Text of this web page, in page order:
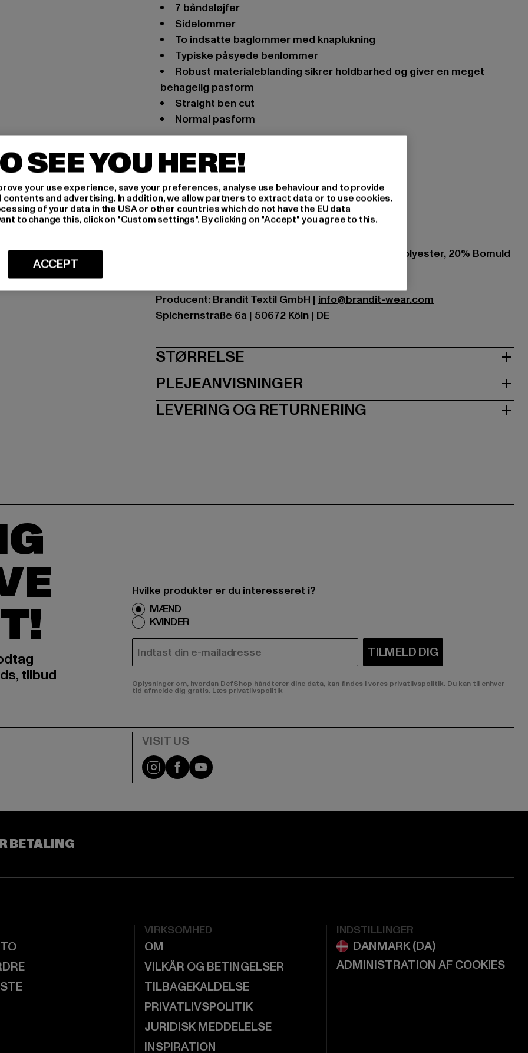
7 båndsløjfer
Sidelommer
To indsatte baglommer med knaplukning
Typiske påsyede benlommer
Robust materialeblanding sikrer holdbarhed og giver en meget
behagelig pasform
Straight ben cut
Normal pasform
Typer af lukningstyper: skjult lynlås
Skær: Regular
Mærke: Brandit
Kategori: Cargo Trousers
Farve: camouflage
Materialesammensætning: 60% Elastodien, 40% Polyester, 20% Bomuld
Producent: Brandit Textil GmbH | info@brandit-wear.com
Spichernstraße 6a | 50672 Köln | DE
STØRRELSE
PLEJEANVISNINGER
LEVERING OG RETURNERING
tilbud
Hvilke produkter er du interesseret i?
MÆND
KVINDER
E-MAIL TILMELD DIG
Oplysninger om, hvordan DefShop håndterer dine data, kan findes i vores privatlivspolitik. Du kan til enhver
tid afmelde dig gratis. Læs privatlivspolitik
Visit our Instagram page:
Visit our Facebook page:
Visit our YouTube channel:
BETALING
VIRKSOMHED
OM
VILKÅR OG BETINGELSER
TILBAGEKALDELSE
PRIVATLIVSPOLITIK
JURIDISK MEDDELELSE
INSPIRATION
INDSTILLINGER
ADMINISTRATION AF COOKIES
SEE YOU HERE!
your use experience, save your preferences, analyse use behaviour and to provide
and advertising. In addition, we allow partners to extract data or to use cookies.
of your data in the USA or other countries which do not have the EU data
to change this, click on "Custom settings". By clicking on "Accept" you agree to this.
ACCEPT